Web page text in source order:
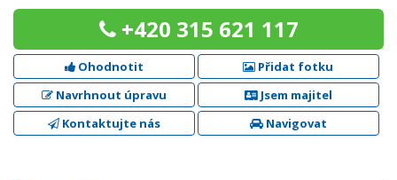
+420 315 621 117
Ohodnotit
Přidat fotku
Navrhnout úpravu
Jsem majitel
Kontaktujte nás
Navigovat